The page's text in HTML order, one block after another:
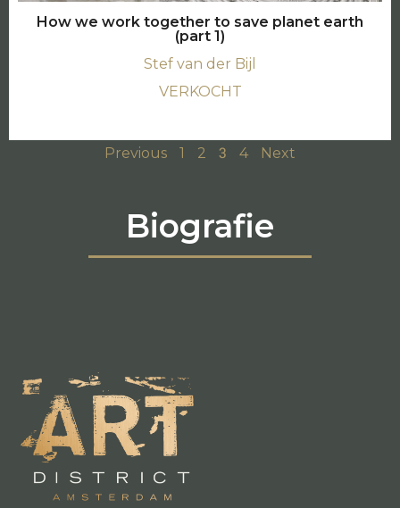
How we work together to save planet earth
(part 1)
Stef van der Bijl
VERKOCHT
Previous 1 2 3 4 Next
Biografie